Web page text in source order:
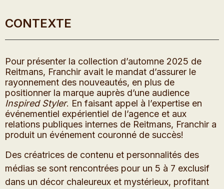
CONTEXTE
Pour présenter la collection d’automne 2025 de
Reitmans, Franchir avait le mandat d’assurer le
rayonnement des nouveautés, en plus de
positionner la marque auprès d’une audience
Inspired Styler. En faisant appel à l’expertise en
événementiel expérientiel de l’agence et aux
relations publiques internes de Reitmans, Franchir a
produit un événement couronné de succès!
Des créatrices de contenu et personnalités des
médias se sont rencontrées pour un 5 à 7 exclusif
dans un décor chaleureux et mystérieux, profitant